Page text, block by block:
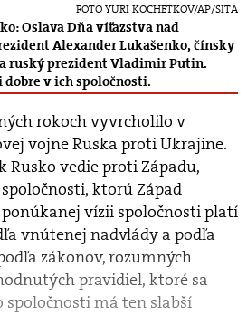
FOTO YURI KOCHETKOV/AP/SITA
Oslava Dňa víťazstva nad
Alexander Lukašenko, čínsky
ruský prezident Vladimir Putin.
dobre v ich spoločnosti.
rokoch vyvrcholilo v
vojne Ruska proti Ukrajine.
Rusko vedie proti Západu,
ktorú Západ
vízii spoločnosti platí
vnútenej nadvlády a podľa
zákonov, rozumných
pravidiel, ktoré sa
má ten slabší